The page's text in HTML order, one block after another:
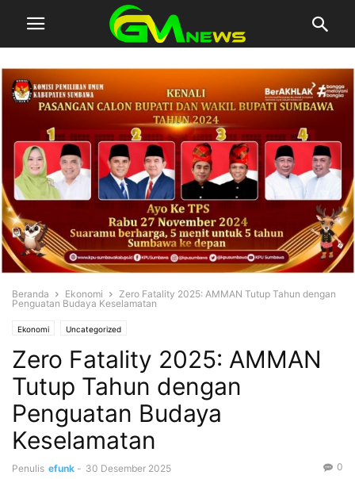
Beranda Ekonomi
Zero Fatality 2025: AMMAN Tutup Tahun dengan
Penguatan Budaya Keselamatan
Ekonomi Uncategorized
Zero Fatality 2025: AMMAN
Tutup Tahun dengan
Penguatan Budaya
Keselamatan
Penulis efunk - 30 Desember 2025 0